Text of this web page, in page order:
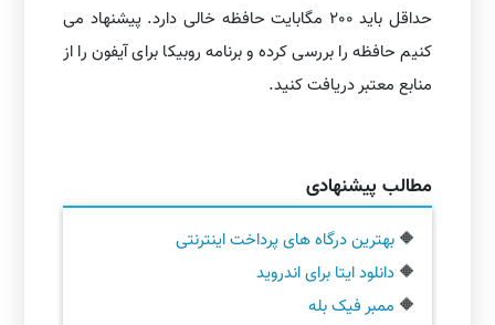
حداقل باید 200 مگابایت حافظه خالی دارد. پیشنهاد می
کنیم حافظه را بررسی کرده و برنامه روبیکا برای آیفون را از
منابع معتبر دریافت کنید.
مطالب پیشنهادی
🔶 بهترین درگاه های پرداخت اینترنتی
🔶 دانلود ایتا برای اندروید
🔶 ممبر فیک بله